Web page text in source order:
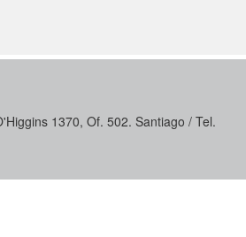
1370, Of. 502. Santiago / Tel.